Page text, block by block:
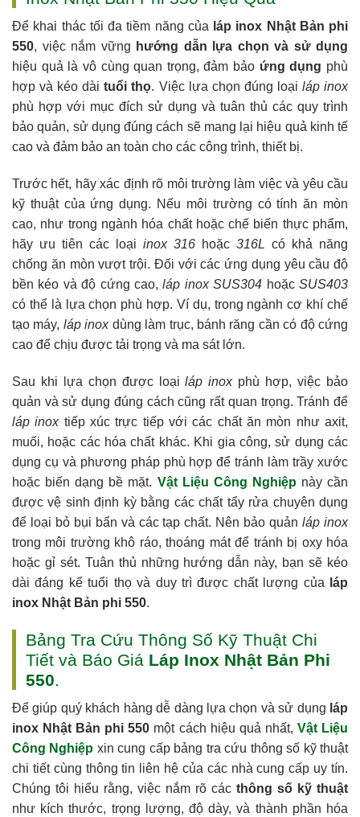
Để khai thác tối đa tiềm năng của láp inox Nhật Bản phi
550, việc nắm vững hướng dẫn lựa chọn và sử dụng
hiệu quả là vô cùng quan trọng, đảm bảo ứng dụng phù
hợp và kéo dàituổi thọ. Việc lựa chọn đúng loại láp inox
phù hợp với mục đích sử dụng và tuân thủ các quy trình
bảo quản, sử dụng đúng cách sẽ mang lại hiệu quả kinh tế
cao và đảm bảo an toàn cho các công trình, thiết bị.
Trước hết, hãy xác định rõ môi trường làm việc và yêu cầu
kỹ thuật của ứng dụng. Nếu môi trường có tính ăn mòn
cao, như trong ngành hóa chất hoặc chế biến thực phẩm,
hãy ưu tiên các loại inox 316 hoặc 316L có khả năng
chống ăn mòn vượt trội. Đối với các ứng dụng yêu cầu độ
bền kéo và độ cứng cao,láp inox SUS304 hoặcSUS403
có thể là lựa chọn phù hợp. Ví dụ, trong ngành cơ khí chế
tạo máy, láp inoxdùng làm trục, bánh răng cần có độ cứng
cao để chịu được tải trọng và ma sát lớn.
Sau khi lựa chọn được loạiláp inoxphù hợp, việc bảo
quản và sử dụng đúng cách cũng rất quan trọng. Tránh để
láp inoxtiếp xúc trực tiếp với các chất ăn mòn như axit,
muối, hoặc các hóa chất khác. Khi gia công, sử dụng các
dụng cụ và phương pháp phù hợp để tránh làm trầy xước
hoặc biến dạng bề mặt. Vật Liệu Công Nghiệpnày cần
được vệ sinh định kỳ bằng các chất tẩy rửa chuyên dụng
để loại bỏ bụi bẩn và các tạp chất. Nên bảo quảnláp inox
trong môi trường khô ráo, thoáng mát để tránh bị oxy hóa
hoặc gỉ sét. Tuân thủ những hướng dẫn này, bạn sẽ kéo
dài đáng kể tuổi thọ và duy trì được chất lượng của
láp
inox Nhật Bản phi 550.
Bảng Tra Cứu Thông Số Kỹ Thuật Chi
Tiết và Báo Giá Láp Inox Nhật Bản Phi
550.
Để giúp quý khách hàng dễ dàng lựa chọn và sử dụng láp
inox Nhật Bản phi 550 một cách hiệu quả nhất, Vật Liệu
Công Nghiệp xin cung cấp bảng tra cứu thông số kỹ thuật
chi tiết cùng thông tin liên hệ của các nhà cung cấp uy tín.
Chúng tôi hiểu rằng, việc nắm rõ các thông số kỹ thuật
như kích thước, trọng lượng, độ dày, và thành phần hóa